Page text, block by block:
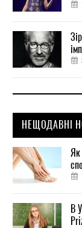
НЕЩОДАВНІ
Як
В